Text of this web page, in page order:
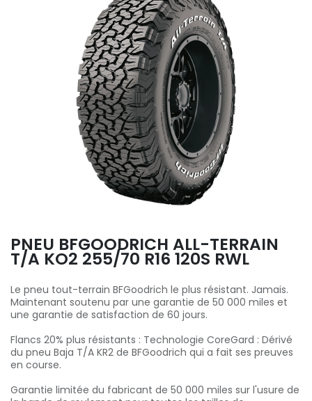
PNEU BFGOODRICH ALL-TERRAIN
T/A KO2 255/70 R16 120S RWL
Le pneu tout-terrain BFGoodrich le plus résistant. Jamais.
Maintenant soutenu par une garantie de 50 000 miles et
une garantie de satisfaction de 60 jours.
Flancs 20% plus résistants : Technologie CoreGard : Dérivé
du pneu Baja T/A KR2 de BFGoodrich qui a fait ses preuves
en course.
Garantie limitée du fabricant de 50 000 miles sur l'usure de